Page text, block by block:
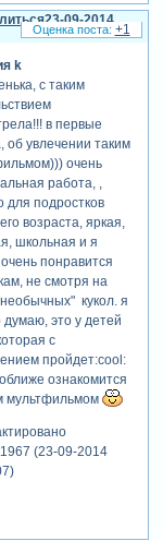
куклами уже года
все просит
зараза
сайт]
23-09-2014
k
с таким
в первые
об увлечении таким
очень
работа, ,
для подростков
возраста, яркая,
школьная и я
понравится
не смотря на
кукол. я
думаю, это у детей
с
пройдет:cool:
ознакомится
мультфильмом
(23-09-2014
+1